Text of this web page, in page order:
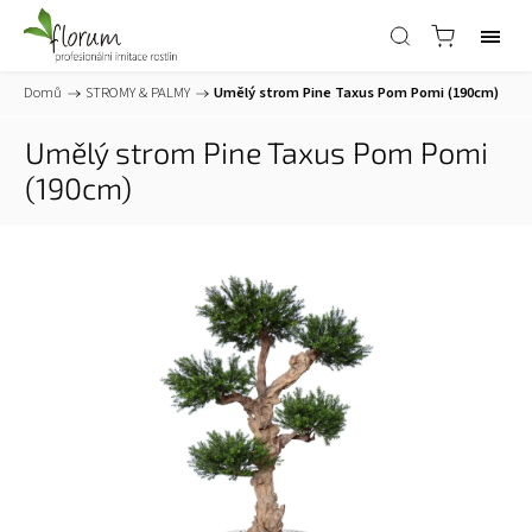
Domů / STROMY & PALMY / Umělý strom Pine Taxus Pom Pomi (190cm)
Umělý strom Pine Taxus Pom Pomi
(190cm)